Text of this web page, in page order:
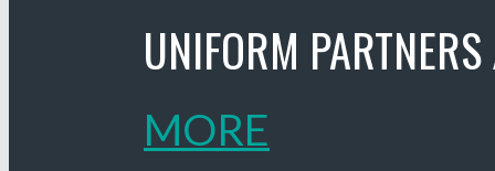
UNIFORM
MORE